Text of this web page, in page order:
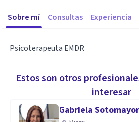
Sobre mí Consultas Experiencia
Psicoterapeuta EMDR
Estos son otros
interesar
Gabriela Sotomayor